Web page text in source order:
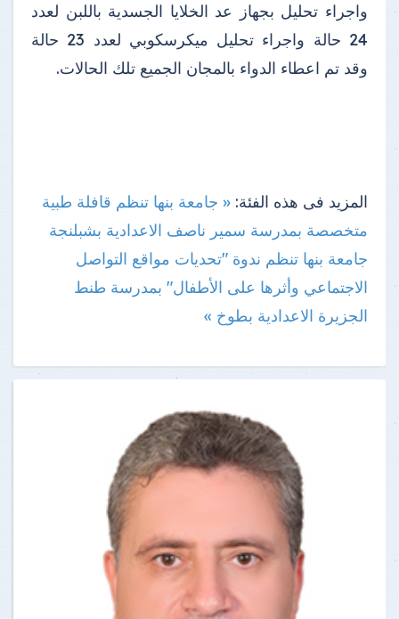
واجراء تحليل بجهاز عد الخلايا الجسدية باللبن لعدد
24 حالة واجراء تحليل ميكرسكوبي لعدد 23 حالة
وقد تم اعطاء الدواء بالمجان الجميع تلك الحالات.
المزيد فى هذه الفئة: « جامعة بنها تنظم قافلة طبية
متخصصة بمدرسة سمير ناصف الاعدادية بشبلنجة
جامعة بنها تنظم ندوة "تحديات مواقع التواصل
الاجتماعي وأثرها على الأطفال" بمدرسة طنط
الجزيرة الاعدادية بطوخ »